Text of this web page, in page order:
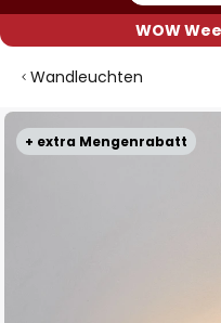
WOW
Wandleuchten
+ extra Mengenrabatt
Zum
Ende